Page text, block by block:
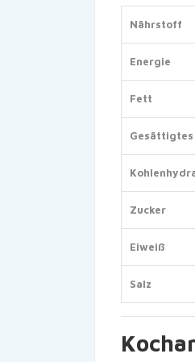
Nährstoff
Energie
Fett
Zucker
Eiweiß
Salz